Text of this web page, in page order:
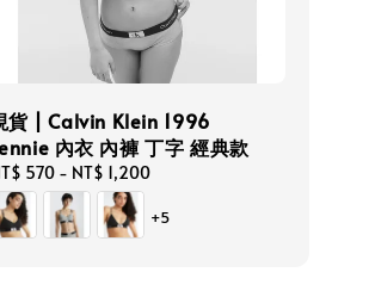
貨 | Calvin Klein 1996
內衣 內褲 丁字 經典款
570- NT$ 1,200
+5